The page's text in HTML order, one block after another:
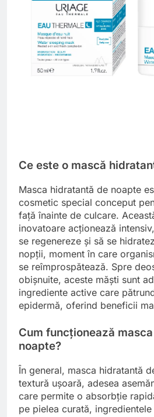
Ce este o mască
Masca hidratantă de noapte
cosmetic special conceput
față înainte de culcare.
inovatoare acționează
se regenereze și să se
nopții, moment în care
se reîmprospătează. Spre
obișnuite, aceste măști sunt
ingrediente active care
epidermă, oferind beneficii
Cum funcționează
noapte?
În general, masca hidratantă
textură ușoară, adesea
care permite o absorbție
pe pielea curată,